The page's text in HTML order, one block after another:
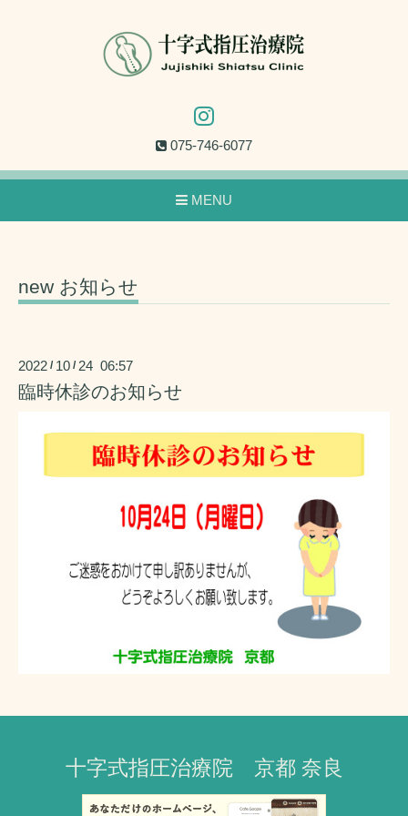
075-746-6077
MENU
new お知らせ
2022 / 10 / 24 06:57
臨時休診のお知らせ
十字式指圧治療院 京都 奈良